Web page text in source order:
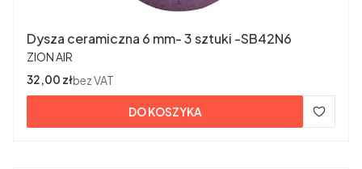
Dysza ceramiczna 6 mm- 3 sztuki -SB42N6
PRODUCENT
ZION AIR
Cena
32,00 złbez VAT
DO KOSZYKA